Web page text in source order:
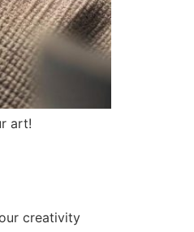
art!
creativity